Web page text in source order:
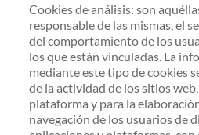
Cookies de análisis: son
responsable de las mismas, el
del comportamiento de los
los que están vinculadas. La
mediante este tipo de cookies
de la actividad de los sitios
plataforma y para la
navegación de los usuarios de